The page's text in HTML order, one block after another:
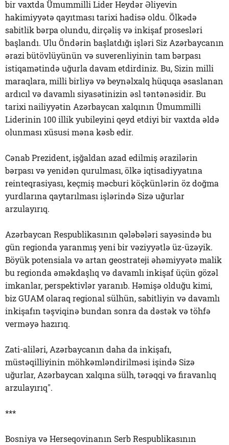
bir vaxtda Ümummilli Lider Heydər Əliyevin
hakimiyyətə qayıtması tarixi hadisə oldu. Ölkədə
sabitlik bərpa olundu, dirçəliş və inkişaf prosesləri
başlandı. Ulu Öndərin başlatdığı işləri Siz Azərbaycanın
ərazi bütövlüyünün və suverenliyinin tam bərpası
istiqamətində uğurla davam etdirdiniz. Bu, Sizin milli
maraqlara, milli birliyə və beynəlxalq hüquqa əsaslanan
ardıcıl və davamlı siyasətinizin əsl təntənəsidir. Bu
tarixi nailiyyətin Azərbaycan xalqının Ümummilli
Liderinin 100 illik yubileyini qeyd etdiyi bir vaxtda əldə
olunması xüsusi məna kəsb edir.
Cənab Prezident, işğaldan azad edilmiş ərazilərin
bərpası və yenidən qurulması, ölkə iqtisadiyyatına
reinteqrasiyası, keçmiş məcburi köçkünlərin öz doğma
yurdlarına qaytarılması işlərində Sizə uğurlar
arzulayırıq.
Azərbaycan Respublikasının qələbələri sayəsində bu
gün regionda yaranmış yeni bir vəziyyətlə üz-üzəyik.
Böyük potensiala və artan geostrateji əhəmiyyətə malik
bu regionda əməkdaşlıq və davamlı inkişaf üçün gözəl
imkanlar, perspektivlər yaranıb. Həmişə olduğu kimi,
biz GUAM olaraq regional sülhün, sabitliyin və davamlı
inkişafın təşviqinə bundan sonra da dəstək və töhfə
verməyə hazırıq.
Zati-aliləri, Azərbaycanın daha da inkişafı,
müstəqilliyinin möhkəmləndirilməsi işində Sizə
uğurlar, Azərbaycan xalqına sülh, tərəqqi və firavanlıq
arzulayırıq".
***
Bosniya və Herseqovinanın Serb Respublikasının